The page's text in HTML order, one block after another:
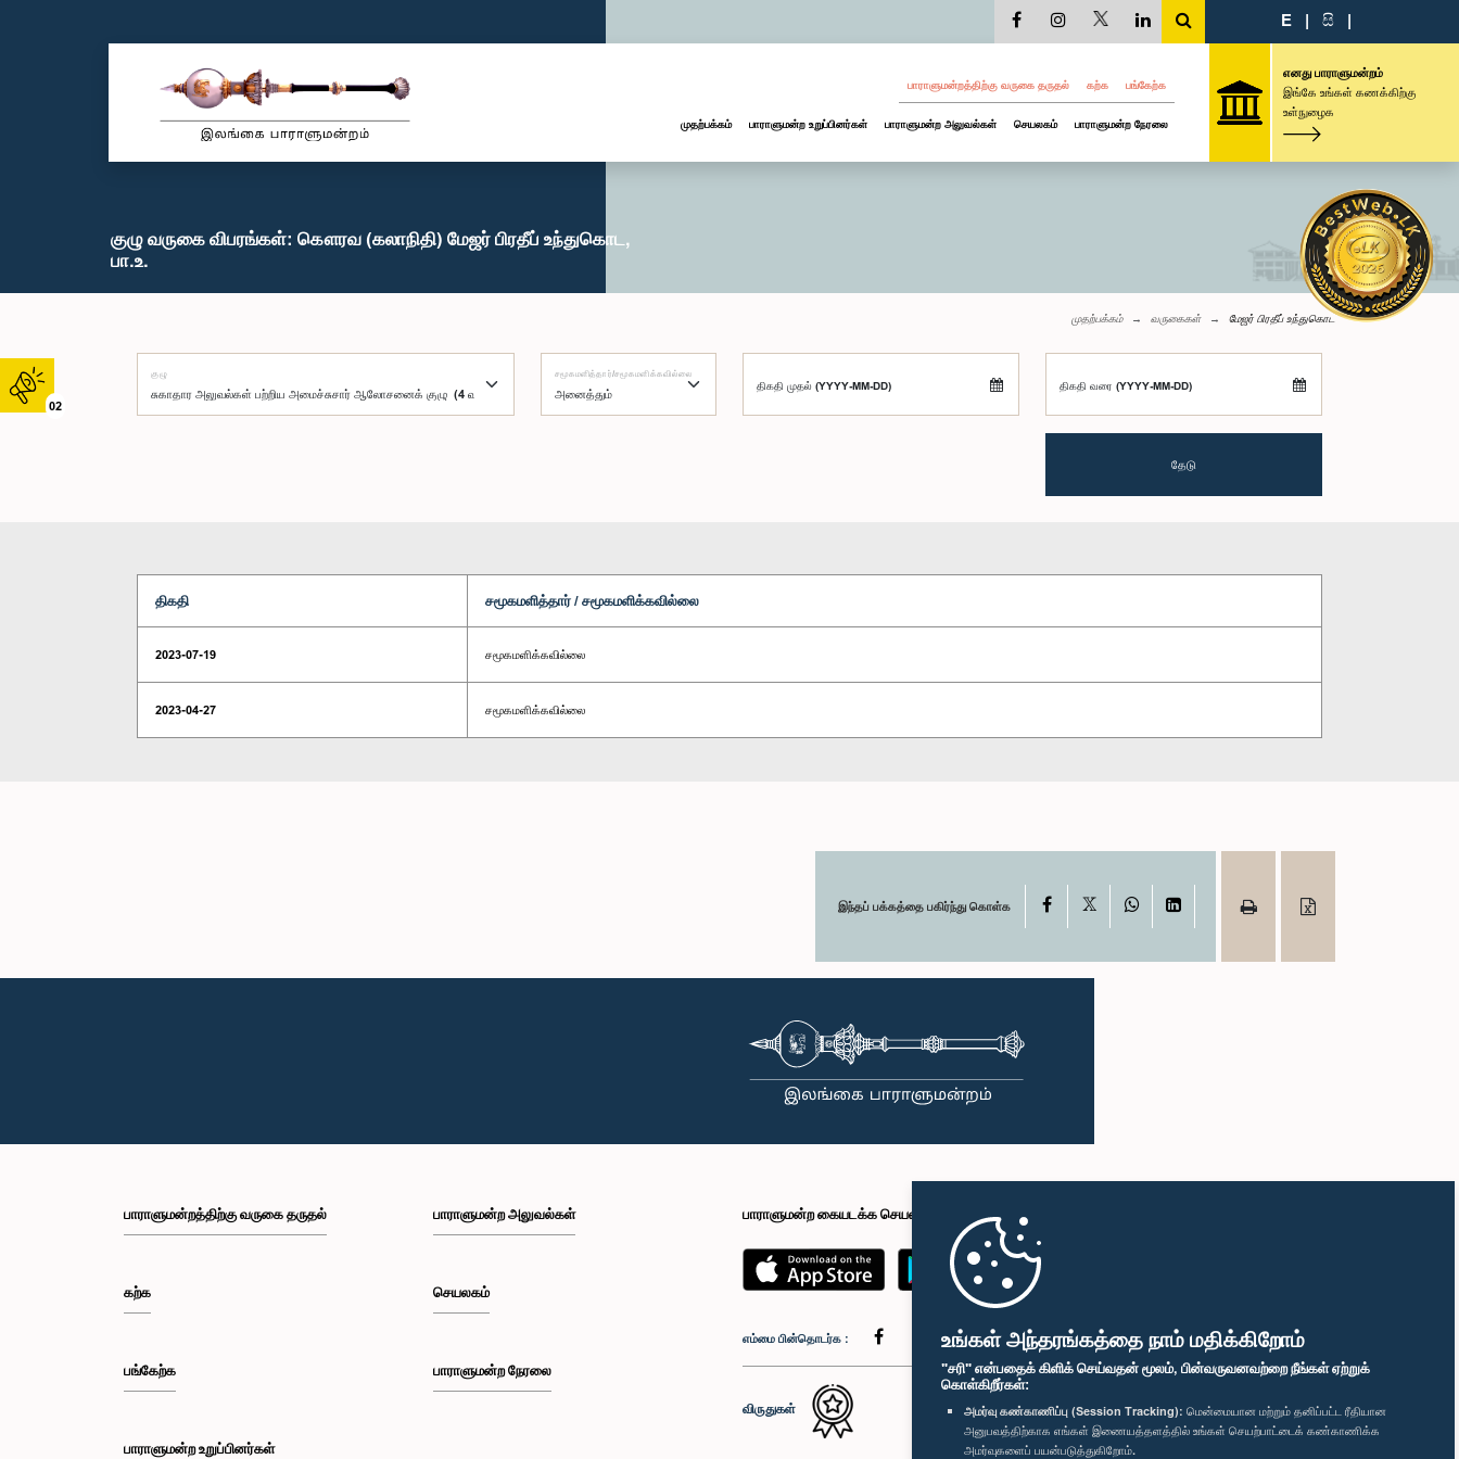
உங்கள் அந்தரங்கத்தை நாம் மதிக்கிறோம்
"சரி" என்பதைக் கிளிக் செய்வதன் மூலம், பின்வருவனவற்றை நீங்கள் ஏற்றுக்
கொள்கிறீர்கள்:
அமர்வு கண்காணிப்பு (Session Tracking): மென்மையான மற்றும் தனிப்பட்ட ரீதியான
அனுபவத்திற்காக எங்கள் இணையத்தளத்தில் உங்கள் செயற்பாட்டைக் கண்காணிக்க
அமர்வுகளைப் பயன்படுத்துகிறோம்.
02
E | සි |
பாராளுமன்றத்திற்கு வருகை தருதல் கற்க பங்கேற்க
முதற்பக்கம் பாராளுமன்ற உறுப்பினர்கள் பாராளுமன்ற அலுவல்கள் செயலகம் பாராளுமன்ற நேரலை
எனது பாராளுமன்றம்
இங்கே உங்கள் கணக்கிற்கு
உள்நுழைக
குழு வருகை விபரங்கள்: கௌரவ (கலாநிதி) மேஜர் பிரதீப் உந்துகொட,
பா.உ.
முதற்பக்கம் வருகைகள் மேஜர் பிரதீப் உந்துகொட
குழு சமூகமளித்தார்/சமூகமளிக்கவில்லை
திகதி முதல் (YYYY-MM-DD) திகதி வரை (YYYY-MM-DD)
தேடு
திகதி சமூகமளித்தார் / சமூகமளிக்கவில்லை
2023-07-19 சமூகமளிக்கவில்லை
2023-04-27 சமூகமளிக்கவில்லை
இந்தப் பக்கத்தை பகிர்ந்து கொள்க Facebook WhatsAppLinkedIn
பாராளுமன்றத்திற்கு வருகை தருதல்
கற்க
பங்கேற்க
பாராளுமன்ற உறுப்பினர்கள்
பாராளுமன்ற அலுவல்கள்
செயலகம்
பாராளுமன்ற நேரலை
பாராளுமன்ற கையடக்க செயலி
எம்மை பின்தொடர்க :
விருதுகள்